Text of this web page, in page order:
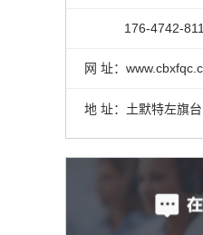
176-4742-
网 址：
地 址：土默特左旗